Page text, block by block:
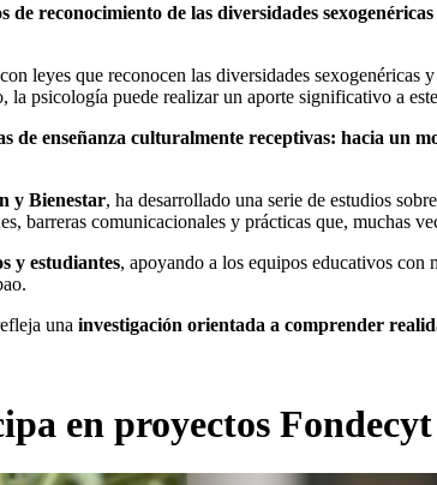
de reconocimiento de las diversidades sexogenéricas
leyes que reconocen las diversidades
psicología puede realizar un aporte significativo a
de enseñanza culturalmente receptivas: hacia un
y Bienestar, ha desarrollado una serie de estudios
barreras comunicacionales y prácticas que, muchas
y estudiantes, apoyando a los equipos educativos con
una investigación orientada a comprender
en proyectos